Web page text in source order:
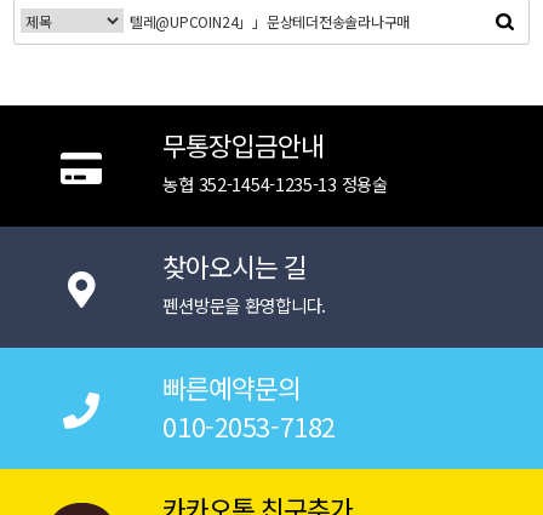
무통장입금안내
농협 352-1454-1235-13 정용술
찾아오시는 길
펜션방문을 환영합니다.
빠른예약문의
010-2053-7182